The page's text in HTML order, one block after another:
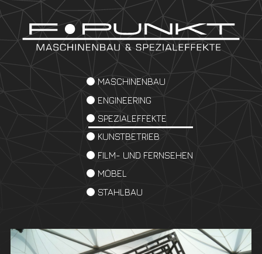
MASCHINENBAU
ENGINEERING
SPEZIALEFFEKTE
KUNSTBETRIEB
FILM- UND FERNSEHEN
MÖBEL
STAHLBAU